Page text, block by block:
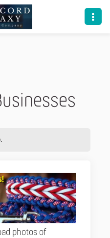
photos of